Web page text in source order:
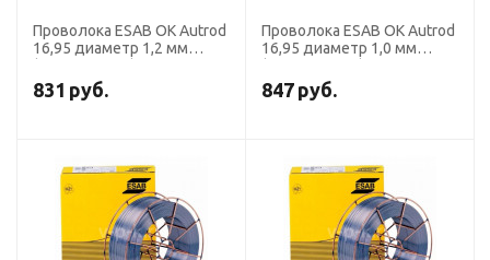
Проволока ESAB OK Autrod
16,95 диаметр 1,2 мм
831 руб.
Проволока ESAB OK Autrod
16,95 диаметр 1,0 мм
847 руб.